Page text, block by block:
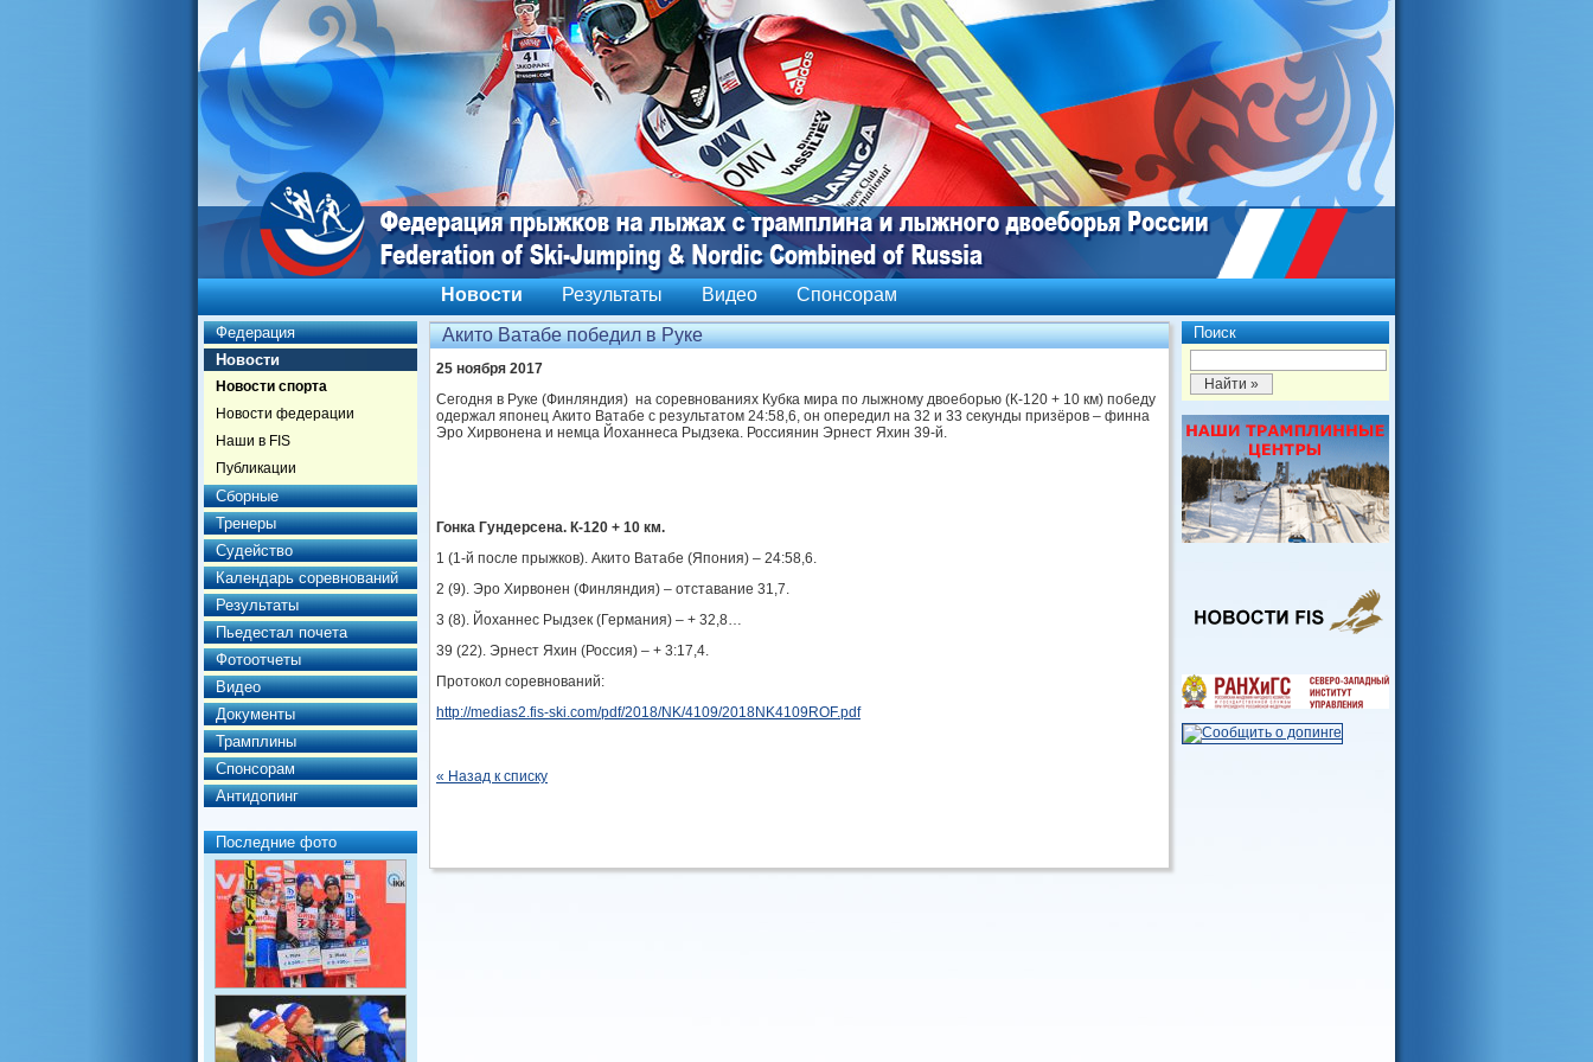
Новости Результаты Видео Спонсорам
Федерация
Новости
Новости спорта
Новости федерации
Наши в FIS
Публикации
Сборные
Тренеры
Судейство
Календарь соревнований
Результаты
Пьедестал почета
Фотоотчеты
Видео
Документы
Трамплины
Спонсорам
Антидопинг
Последние фото
Поиск
Акито Ватабе победил в Руке
25 ноября 2017
Сегодня в Руке (Финляндия) на соревнованиях Кубка мира по лыжному двоеборью (К-120 + 10 км) победу
одержал японец Акито Ватабе с результатом 24:58,6, он опередил на 32 и 33 секунды призёров – финна
Эро Хирвонена и немца Йоханнеса Рыдзека. Россиянин Эрнест Яхин 39-й.
Гонка Гундерсена. К-120 + 10 км.
1 (1-й после прыжков). Акито Ватабе (Япония) – 24:58,6.
2 (9). Эро Хирвонен (Финляндия) – отставание 31,7.
3 (8). Йоханнес Рыдзек (Германия) – + 32,8…
39 (22). Эрнест Яхин (Россия) – + 3:17,4.
Протокол соревнований:
http://medias2.fis-ski.com/pdf/2018/NK/4109/2018NK4109ROF.pdf
« Назад к списку